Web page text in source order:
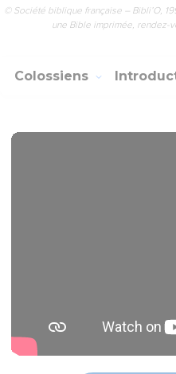
Dans la deuxième partie de
conséquences pratiques :
La Bible Du Semeur Copyright ©
permission. All
A ceux qui appartiennent
qui sont nos fidèles frères
Que Dieu notre Père vous